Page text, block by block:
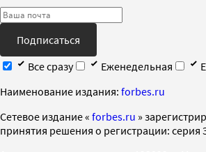
Подписаться
Все сразу
Еженедельная
Наименование издания: forbes.ru
Cетевое издание « forbes.ru »
принятия решения о регистрации: серия